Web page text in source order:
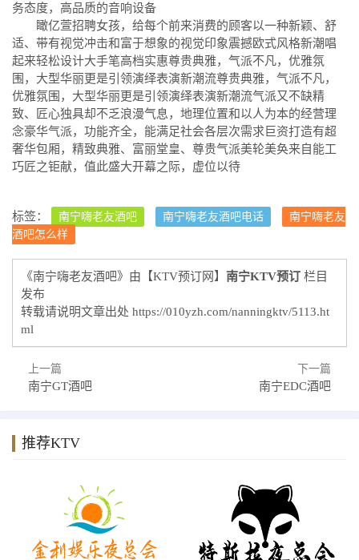
务态度，高品质的音响设备
瞰亿萱招聘女孩，给每个前来消费的顾客以一种新颖、舒
适、带有视觉冲击和富于想象的视觉印象震撼欧式风格新潮唱
起来轻松设计大手笔高档实惠尊贵典雅，气派不凡，优雅氛
围，大型华丽更是引领演绎表演新潮流尊贵典雅，气派不凡，
优雅氛围，大型华丽更是引领演绎表演新潮流气派又不缺精
致、匠心独具却不乏浪漫气息，地理位置和以人为本的经营理
念豪华气派，功能齐全，能满足社会各层次需求巨资打造有超
奢华包厢，精致典雅、富丽堂皇、尊贵气派美轮美奂来自能工
巧匠之钜献，值此盛大开幕之际，虚位以待
标签： 南宁嗨老友酒吧 南宁嗨老友酒吧电话
南宁嗨老友
酒吧怎么样
《南宁嗨老友酒吧》由【KTV预订网】 南宁KTV预订 栏目
发布
转载请说明文章出处 https://010yzh.com/nanningktv/5113.ht
ml
上一篇
南宁GT酒吧
下一篇
南宁EDC酒吧
推荐KTV